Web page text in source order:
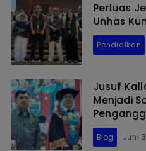
Perluas
Unhas
Pendidikan
Jusuf
Menjadi
Blog Juni